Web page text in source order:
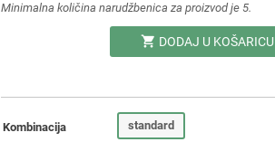
Minimalna količina narudžbenica za proizvod je 5.
shopping_cart DODAJ U KOŠARICU
Kombinacija standard